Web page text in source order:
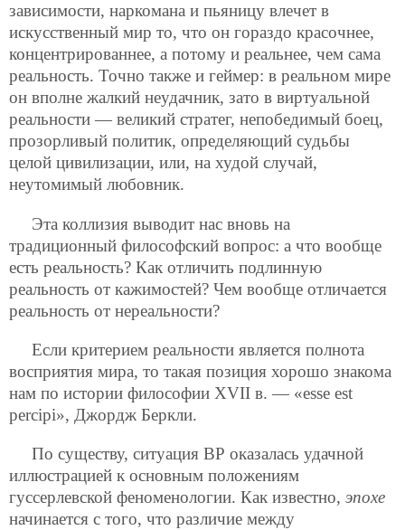
зависимости, наркомана и пьяницу влечет в
искусственный мир то, что он гораздо красочнее,
концентрированнее, а потому и реальнее, чем сама
реальность. Точно также и геймер: в реальном мире
он вполне жалкий неудачник, зато в виртуальной
реальности — великий стратег, непобедимый боец,
прозорливый политик, определяющий судьбы
целой цивилизации, или, на худой случай,
неутомимый любовник.
Эта коллизия выводит нас вновь на
традиционный философский вопрос: а что вообще
есть реальность? Как отличить подлинную
реальность от кажимостей? Чем вообще отличается
реальность от нереальности?
Если критерием реальности является полнота
восприятия мира, то такая позиция хорошо знакома
нам по истории философии XVII в. — «esse est
percipi», Джордж Беркли.
По существу, ситуация ВР оказалась удачной
иллюстрацией к основным положениям
гуссерлевской феноменологии. Как известно, эпохе
начинается с того, что различие между